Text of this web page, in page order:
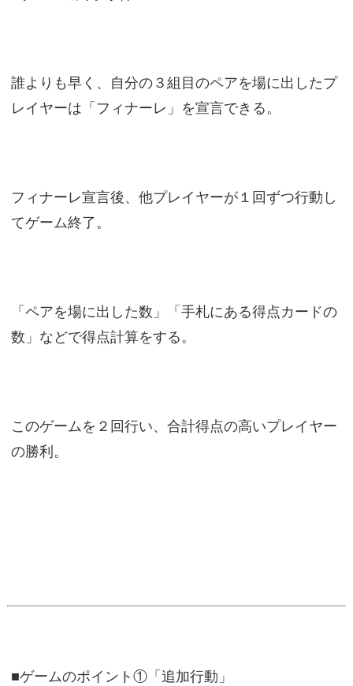
誰よりも早く、自分の３組目のペアを場に出したプ
レイヤーは「フィナーレ」を宣言できる。
フィナーレ宣言後、他プレイヤーが１回ずつ行動し
てゲーム終了。
「ペアを場に出した数」「手札にある得点カードの
数」などで得点計算をする。
このゲームを２回行い、合計得点の高いプレイヤー
の勝利。
■ゲームのポイント①「追加行動」